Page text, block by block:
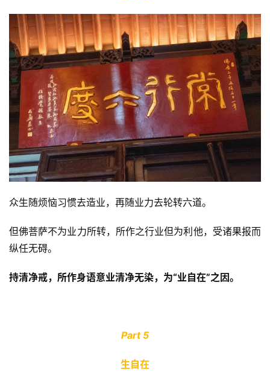
众生随烦恼习惯去造业，再随业力去轮转六道。
但佛菩萨不为业力所转，所作之行业但为利他，受诸果报而
纵任无碍。
持清净戒，所作身语意业清净无染，为“业自在”之因。
Part 5
生自在